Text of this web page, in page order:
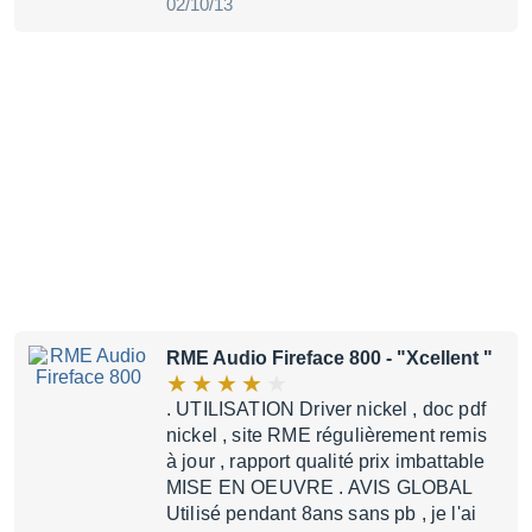
02/10/13
RME Audio Fireface 800 - "Xcellent "
. UTILISATION Driver nickel , doc pdf
nickel , site RME régulièrement remis
à jour , rapport qualité prix imbattable
MISE EN OEUVRE . AVIS GLOBAL
Utilisé pendant 8ans sans pb , je l'ai